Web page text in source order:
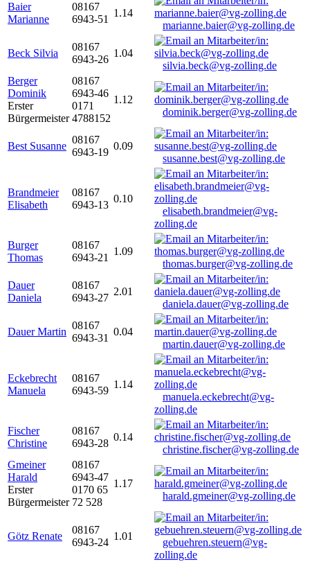
Baier
Marianne
08167
6943-51
1.14
marianne.baier@vg-zolling.de
Beck Silvia
08167
6943-26
1.04
silvia.beck@vg-zolling.de
Berger
Dominik
Erster
Bürgermeister
08167
6943-46
0171
4788152
1.12
dominik.berger@vg-zolling.de
Best Susanne
08167
6943-19
0.09
susanne.best@vg-zolling.de
Brandmeier
Elisabeth
08167
6943-13
0.10
elisabeth.brandmeier@vg-
zolling.de
Burger
Thomas
08167
6943-21
1.09
thomas.burger@vg-zolling.de
Dauer
Daniela
08167
6943-27
2.01
daniela.dauer@vg-zolling.de
Dauer Martin
08167
6943-31
0.04
martin.dauer@vg-zolling.de
Eckebrecht
Manuela
08167
6943-59
1.14
manuela.eckebrecht@vg-
zolling.de
Fischer
Christine
08167
6943-28
0.14
christine.fischer@vg-zolling.de
Gmeiner
Harald
Erster
Bürgermeister
08167
6943-47
0170 65
72 528
1.17
harald.gmeiner@vg-zolling.de
Götz Renate
08167
6943-24
1.01
gebuehren.steuern@vg-
zolling.de